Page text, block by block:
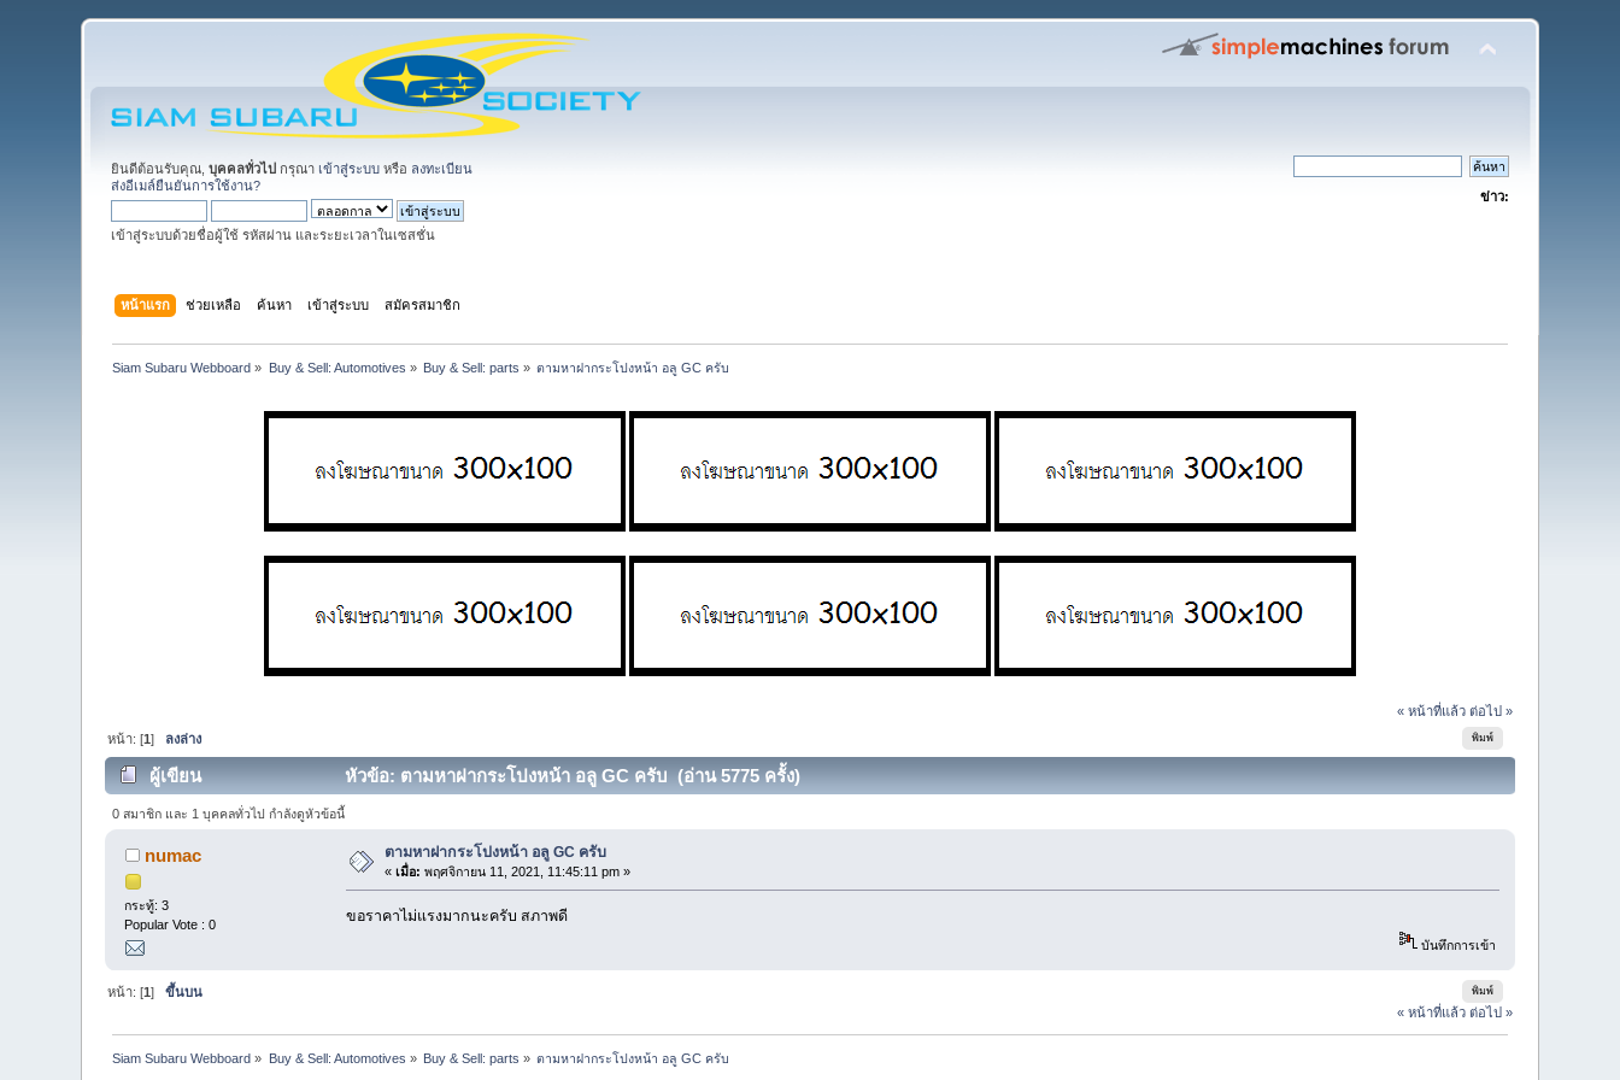
ยินดีต้อนรับคุณ,บุคคลทั่วไป กรุณา เข้าสู่ระบบ หรือ ลงทะเบียน
ส่งอีเมล์ยืนยันการใช้งาน?
เข้าสู่ระบบด้วยชื่อผู้ใช้ รหัสผ่าน และระยะเวลาในเซสชั่น
ข่าว:
หน้าแรก ช่วยเหลือ ค้นหา เข้าสู่ระบบ สมัครสมาชิก
Siam Subaru Webboard » Buy & Sell: Automotives » Buy & Sell: parts » ตามหาฝากระโปงหน้า อลู GC ครับ
« หน้าที่แล้ว ต่อไป »
พิมพ์
หน้า: [1] ลงล่าง
ผู้เขียน หัวข้อ: ตามหาฝากระโปงหน้า อลู GC ครับ (อ่าน 5775 ครั้ง)
0 สมาชิก และ 1 บุคคลทั่วไป กำลังดูหัวข้อนี้
numac
กระทู้: 3
Popular Vote : 0
ตามหาฝากระโปงหน้า อลู GC ครับ
«เมื่อ: พฤศจิกายน 11, 2021, 11:45:11 pm »
ขอราคาไม่แรงมากนะครับ สภาพดี
บันทึกการเข้า
พิมพ์
หน้า: [1]ขึ้นบน
« หน้าที่แล้ว ต่อไป »
Siam Subaru Webboard » Buy & Sell: Automotives » Buy & Sell: parts » ตามหาฝากระโปงหน้า อลู GC ครับ